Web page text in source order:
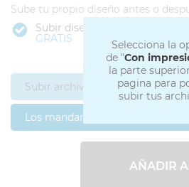
Selecciona la
de "Con
la parte
pagina para
subir tus
Sube tu propio diseño antes o
Subir diseño
GRATIS
Subir archivos ahora
Los mandaré después
AÑADIR